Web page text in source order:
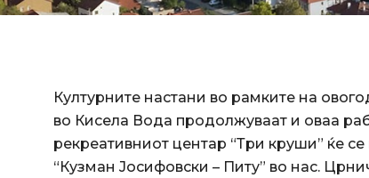
Културните настани во рамките на
во Кисела Вода продолжуваат и оваа
рекреативниот центар “Три круши” ќе
“Кузман Јосифовски – Питу” во нас.